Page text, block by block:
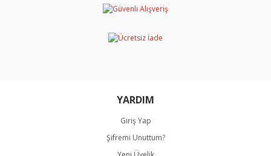
Ürün açıklamasında eksik bilgiler bulunuyor.
Gönder
YARDIM
Giriş Yap
Şifremi Unuttum?